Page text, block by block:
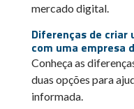
mercado digital.
Diferenças de criar
com uma empresa
Conheça as
duas opções para
informada.